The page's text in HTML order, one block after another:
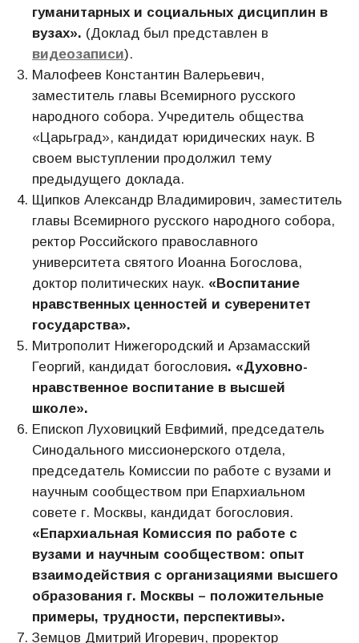
гуманитарных и социальных дисциплин в
вузах». (Доклад был представлен в
видеозаписи).
Малофеев Константин Валерьевич,
заместитель главы Всемирного русского
народного собора. Учредитель общества
«Царьград», кандидат юридических наук. В
своем выступлении продолжил тему
предыдущего доклада.
Щипков Александр Владимирович, заместитель
главы Всемирного русского народного собора,
ректор Российского православного
университета святого Иоанна Богослова,
доктор политических наук. «Воспитание
нравственных ценностей и суверенитет
государства».
Митрополит Нижегородский и Арзамасский
Георгий, кандидат богословия. «Духовно-
нравственное воспитание в высшей
школе».
Епископ Луховицкий Евфимий, председатель
Синодального миссионерского отдела,
председатель Комиссии по работе с вузами и
научным сообществом при Епархиальном
совете г. Москвы, кандидат богословия.
«Епархиальная Комиссия по работе с
вузами и научным сообществом: опыт
взаимодействия с организациями высшего
образования г. Москвы – положительные
примеры, трудности, перспективы».
Земцов Дмитрий Игоревич, проректор